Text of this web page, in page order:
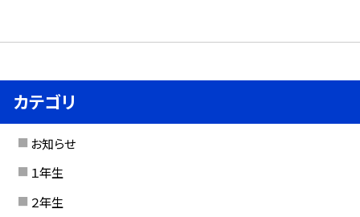
カテゴリ
お知らせ
１年生
２年生